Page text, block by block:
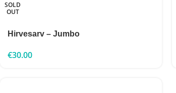
SOLD
OUT
Hirvesarv – Jumbo
€30.00